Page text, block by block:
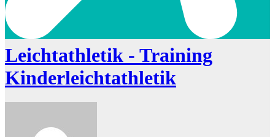
Leichtathletik - Training
Kinderleichtathletik